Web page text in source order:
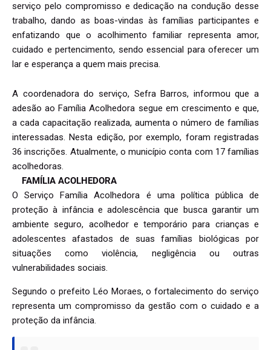
serviço pelo compromisso e dedicação na condução desse
trabalho, dando as boas-vindas às famílias participantes e
enfatizando que o acolhimento familiar representa amor,
cuidado e pertencimento, sendo essencial para oferecer um
lar e esperança a quem mais precisa.
A coordenadora do serviço, Sefra Barros, informou que a
adesão ao Família Acolhedora segue em crescimento e que,
a cada capacitação realizada, aumenta o número de famílias
interessadas. Nesta edição, por exemplo, foram registradas
36 inscrições. Atualmente, o município conta com 17 famílias
acolhedoras.
FAMÍLIA ACOLHEDORA
O Serviço Família Acolhedora é uma política pública de
proteção à infância e adolescência que busca garantir um
ambiente seguro, acolhedor e temporário para crianças e
adolescentes afastados de suas famílias biológicas por
situações como violência, negligência ou outras
vulnerabilidades sociais.
Segundo o prefeito Léo Moraes, o fortalecimento do serviço
representa um compromisso da gestão com o cuidado e a
proteção da infância.